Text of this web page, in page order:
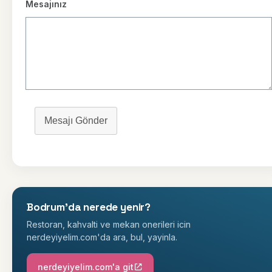
Mesajınız
Mesajı Gönder
Bodrum'da nerede yenir?
Restoran, kahvalti ve mekan onerileri icin
nerdeyiyelim.com'da ara, bul, yayinla.
nerdeyiyelim.com'a git